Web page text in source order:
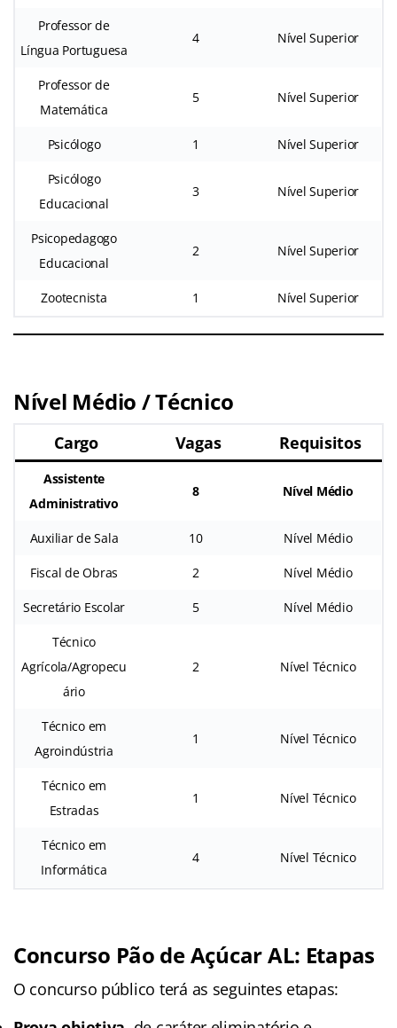
Professor de
Língua Portuguesa
4 Nível Superior
Professor de
Matemática
5 Nível Superior
Psicólogo 1 Nível Superior
Psicólogo
Educacional
3 Nível Superior
Psicopedagogo
Educacional
2 Nível Superior
Zootecnista 1 Nível Superior
Nível Médio / Técnico
Cargo Vagas Requisitos
Assistente
Administrativo
8 Nível Médio
Auxiliar de Sala 10 Nível Médio
Fiscal de Obras 2 Nível Médio
Secretário Escolar 5 Nível Médio
Técnico
Agrícola/Agropecu
ário
2 Nível Técnico
Técnico em
Agroindústria
1 Nível Técnico
Técnico em
Estradas
1 Nível Técnico
Técnico em
Informática
4 Nível Técnico
Concurso Pão de Açúcar AL: Etapas
O concurso público terá as seguintes etapas: